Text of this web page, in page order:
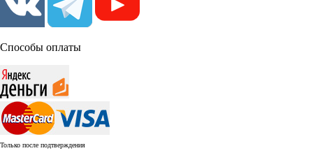
Способы оплаты
Только после подтверждения